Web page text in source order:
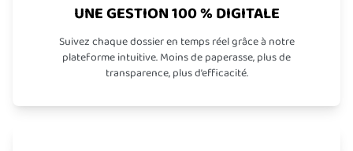
UNE GESTION 100 % DIGITALE
Suivez chaque dossier en temps réel grâce à notre
plateforme intuitive. Moins de paperasse, plus de
transparence, plus d’efficacité.